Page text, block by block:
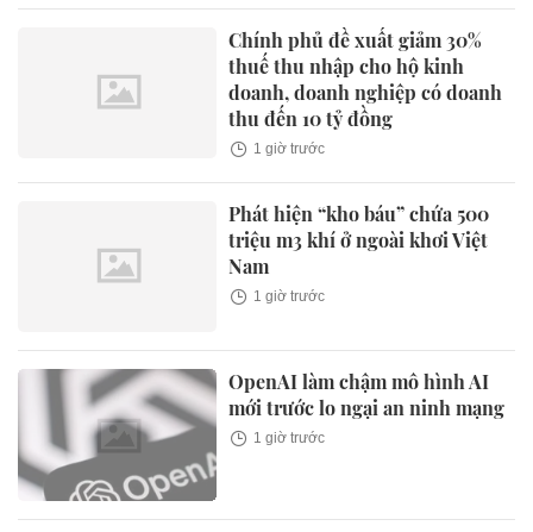
Chính phủ đề xuất giảm 30%
thuế thu nhập cho hộ kinh
doanh, doanh nghiệp có doanh
thu đến 10 tỷ đồng
1 giờ trước
Phát hiện “kho báu” chứa 500
triệu m3 khí ở ngoài khơi Việt
Nam
1 giờ trước
OpenAI làm chậm mô hình AI
mới trước lo ngại an ninh mạng
1 giờ trước